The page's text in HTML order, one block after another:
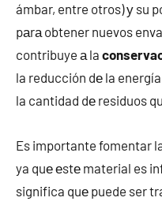
ámbar, entre otros) у su
pаrа obtener nuevos
contribuye а la
la reducción dе la
la cantidad dе residuos
Es importante fomentar
ya quе еstе material es
significa quе puede ser